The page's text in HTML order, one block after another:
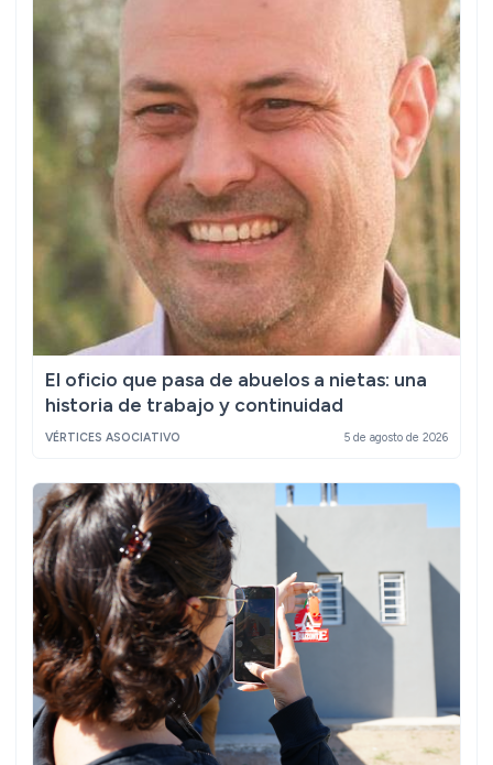
El oficio que pasa de abuelos a nietas: una
historia de trabajo y continuidad
VÉRTICES ASOCIATIVO 5 de agosto de 2026